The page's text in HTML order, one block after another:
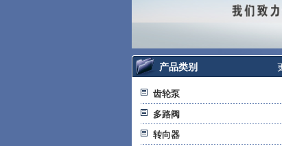
产品类别
齿轮泵
多路阀
转向器